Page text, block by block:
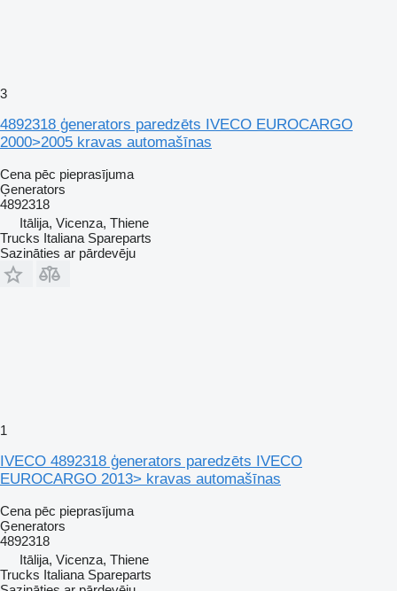
3
4892318 ģenerators paredzēts IVECO EUROCARGO
2000>2005 kravas automašīnas
Cena pēc pieprasījuma
Ģenerators
4892318
Itālija, Vicenza, Thiene
Trucks Italiana Spareparts
Sazināties ar pārdevēju
1
IVECO 4892318 ģenerators paredzēts IVECO
EUROCARGO 2013> kravas automašīnas
Cena pēc pieprasījuma
Ģenerators
4892318
Itālija, Vicenza, Thiene
Trucks Italiana Spareparts